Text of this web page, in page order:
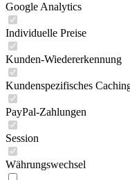
Google Analytics
Individuelle Preise
Kunden-Wiedererkennung
Kundenspezifisches
PayPal-Zahlungen
Session
Währungswechsel